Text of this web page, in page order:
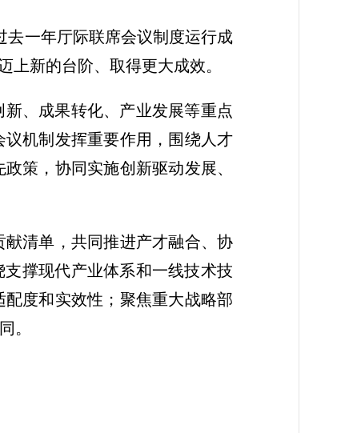
去一年厅际联席会议制度运行成
上新的台阶、取得更大成效。
、成果转化、产业发展等重点
机制发挥重要作用，围绕人才
策，协同实施创新驱动发展、
清单，共同推进产才融合、协
撑现代产业体系和一线技术技
度和实效性；聚焦重大战略部
。